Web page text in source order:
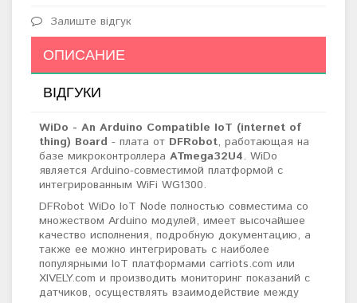
Залиште відгук
ОПИСАНИЕ
ВІДГУКИ
WiDo - An Arduino Compatible IoT (internet of
thing) Board - плата от DFRobot, работающая на
базе микроконтроллера ATmega32U4. WiDo
является Arduino-совместимой платформой с
интегрированным WiFi WG1300.
DFRobot WiDo IoT Node полностью совместима со
множеством Arduino модулей, имеет высочайшее
качество исполнения, подробную документацию, а
также ее можно интегрировать с наиболее
популярными IoT платформами carriots.com или
XIVELY.com и производить мониторинг показаний с
датчиков, осуществлять взаимодействие между